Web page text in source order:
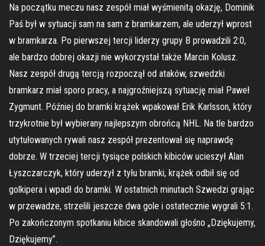
Na początku meczu nasz zespół miał wyśmienitą okazję, Dominik
Paś był w sytuacji sam na sam z bramkarzem, ale uderzył wprost
w bramkarza. Po pierwszej tercji liderzy grupy B prowadzili 2:0,
ale bardzo dobrej okazji nie wykorzystał także Marcin Kolusz.
Nasz zespół drugą tercją rozpoczął od ataków, szwedzki
bramkarz miał sporo pracy, a najgroźniejszą sytuację miał Paweł
Zygmunt. Później do bramki krążek wpakował Erik Karlsson, który
trzykrotnie był wybierany najlepszym obrońcą NHL. Na tle bardzo
utytułowanych rywali nasz zespół prezentował się naprawdę
dobrze. W trzeciej tercji tysiące polskich kibiców ucieszył Alan
Łyszczarczyk, który uderzył z tyłu bramki, krążek odbił się od
golkipera i wpadł do bramki. W ostatnich minutach Szwedzi grając
w przewadze, strzelili jeszcze dwa gole i ostatecznie wygrali 5:1.
Po zakończonym spotkaniu kibice skandowali głośno „Dziękujemy,
Dziękujemy”.